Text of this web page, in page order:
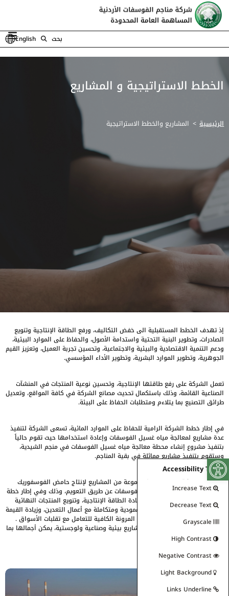
Open toolbar
Accessibility Tools
Increase Text
Decrease Text
Grayscale
High Contrast
Negative Contrast
Light Background
Links Underline
بحث English
الخطط الاستراتيجية و المشاريع
الرئيسية المشاريع والخطط الاستراتيجية
إذ تهدف الخطط المستقبلية الى خفض التكاليف، ورفع الطاقة الإنتاجية وتنويع
الصادرات، وتطوير البنية التحتية واستدامة الأصول، والحفاظ على الموارد البيئية،
ودعم التنمية الاقتصادية والبيئية والاجتماعية، وتحسين تجربة العميل، وتعزيز القيم
الجوهرية، وتطوير الموارد البشرية، وتطوير الأداء المؤسسي.
تعمل الشركة على رفع طاقتها الإنتاجية، وتحسين نوعية المنتجات في المنشآت
الصناعية القائمة، وذلك باستكمال تحديث مصانع الشركة في كافة المواقع، وتعديل
طرائق التصنيع بما يتلاءم ومتطلبات الحفاظ على البيئة.
في إطار خطط الشركة الرامية للحفاظ على الموارد المائية، تسعى الشركة لتنفيذ
عدة مشاريع لمعالجة مياه غسيل الفوسفات وإعادة استخدامها حيث تقوم حالياً
بتنفيذ مشروع إنشاء محطة معالجة مياه غسيل الفوسفات في منجم الشيدية،
وستقوم بتنفيذ مشاريع مماثلة في بقية المناجم.
وتواصل الشركة السير لتنفيذ مجموعة من المشاريع لإنتاج حامض الفوسفوريك
والألمنيوم فلورايد، ورفع نسبة الفوسفات عن طريق التعويم، وذلك وفي إطار خطة
الشركة الاستراتيجية الهادفة لزيادة الطاقة الإنتاجية، وتنويع المنتجات النهائية
والوسيطة من الأسمدة، بصورة عمودية ومتكاملة مع أعمال التعدين، وزيادة القيمة
المضافة لمنتجاتها، ومنح الشركة المرونة الكافية للتعامل مع تقلبات الأسواق .
وقد تنوعت هذه المشاريع بين مشاريع بيئية وصناعية ولوجستية، يمكن أجمالها بما
يأتي: